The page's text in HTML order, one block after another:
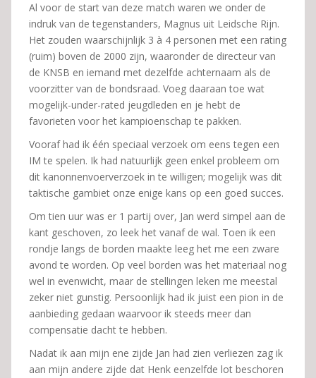
Al voor de start van deze match waren we onder de
indruk van de tegenstanders, Magnus uit Leidsche Rijn.
Het zouden waarschijnlijk 3 à 4 personen met een rating
(ruim) boven de 2000 zijn, waaronder de directeur van
de KNSB en iemand met dezelfde achternaam als de
voorzitter van de bondsraad. Voeg daaraan toe wat
mogelijk-under-rated jeugdleden en je hebt de
favorieten voor het kampioenschap te pakken.
Vooraf had ik één speciaal verzoek om eens tegen een
IM te spelen. Ik had natuurlijk geen enkel probleem om
dit kanonnenvoerverzoek in te willigen; mogelijk was dit
taktische gambiet onze enige kans op een goed succes.
Om tien uur was er 1 partij over, Jan werd simpel aan de
kant geschoven, zo leek het vanaf de wal. Toen ik een
rondje langs de borden maakte leeg het me een zware
avond te worden. Op veel borden was het materiaal nog
wel in evenwicht, maar de stellingen leken me meestal
zeker niet gunstig. Persoonlijk had ik juist een pion in de
aanbieding gedaan waarvoor ik steeds meer dan
compensatie dacht te hebben.
Nadat ik aan mijn ene zijde Jan had zien verliezen zag ik
aan mijn andere zijde dat Henk eenzelfde lot beschoren